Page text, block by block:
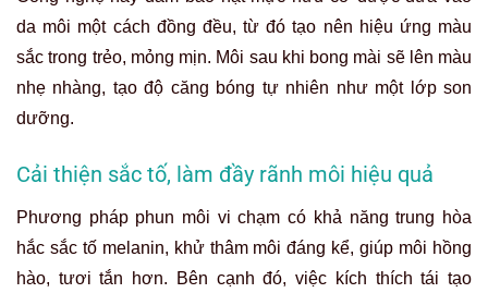
da môi một cách đồng đều, từ đó tạo nên hiệu ứng màu
sắc trong trẻo, mỏng mịn. Môi sau khi bong mài sẽ lên màu
nhẹ nhàng, tạo độ căng bóng tự nhiên như một lớp son
dưỡng.
Cải thiện sắc tố, làm đầy rãnh môi hiệu quả
Phương pháp phun môi vi chạm có khả năng trung hòa
hắc sắc tố melanin, khử thâm môi đáng kể, giúp môi hồng
hào, tươi tắn hơn. Bên cạnh đó, việc kích thích tái tạo